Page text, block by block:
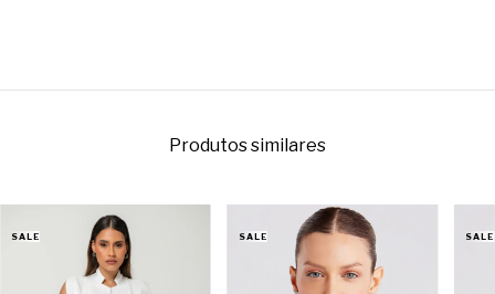
Produtos similares